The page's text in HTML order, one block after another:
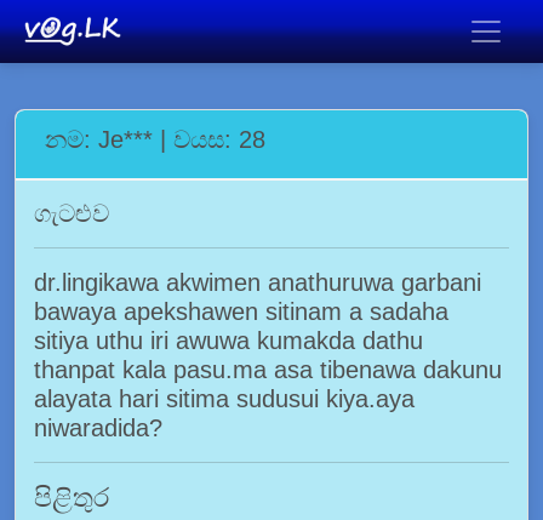
නම: Je*** | වයස: 28
ගැටළුව
dr.lingikawa akwimen anathuruwa garbani
bawaya apekshawen sitinam a sadaha
sitiya uthu iri awuwa kumakda dathu
thanpat kala pasu.ma asa tibenawa dakunu
alayata hari sitima sudusui kiya.aya
niwaradida?
පිළිතුර